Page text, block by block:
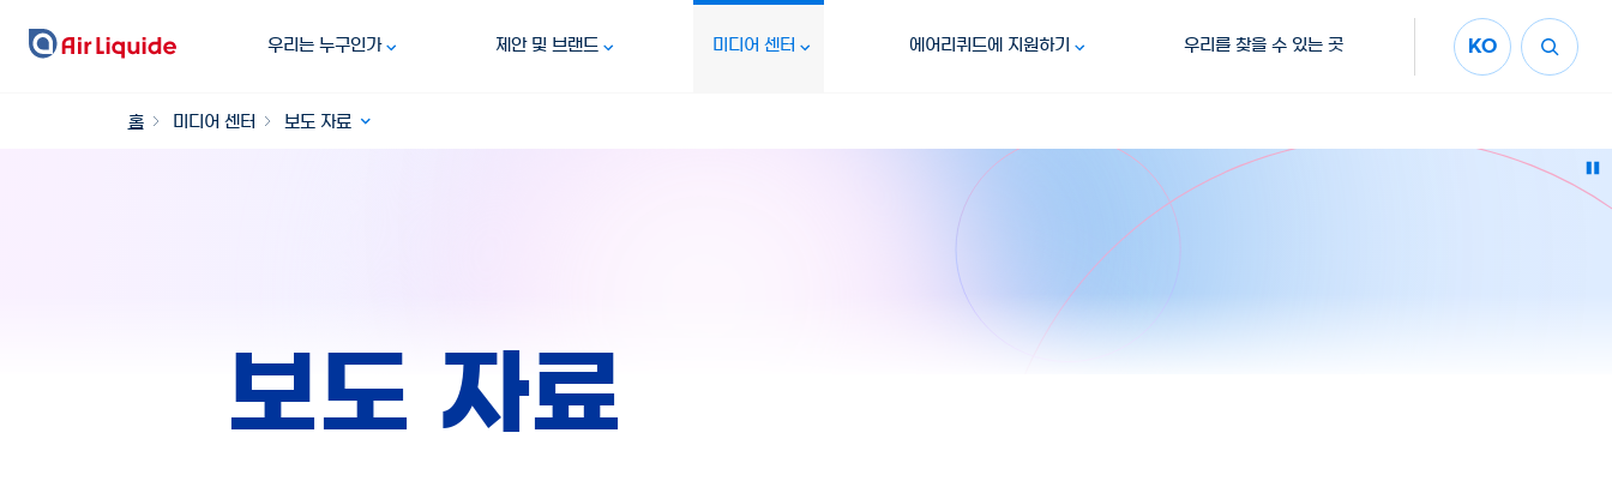
우리는 누구인가 제안 및 브랜드 미디어 센터 에어리퀴드에 지원하기 우리를 찾을 수 있는 곳 KO
홈 미디어 센터 보도 자료
보도 자료